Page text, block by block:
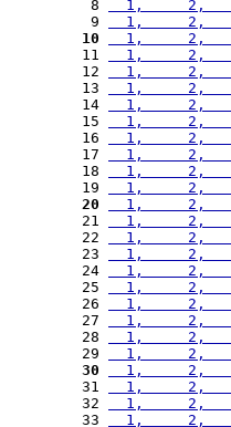
8
1,     2,
9
1,     2,
10
1,     2,
11
1,     2,
12
1,     2,
13
1,     2,
14
1,     2,
15
1,     2,
16
1,     2,
17
1,     2,
18
1,     2,
19
1,     2,
20
1,     2,
21
1,     2,
22
1,     2,
23
1,     2,
24
1,     2,
25
1,     2,
26
1,     2,
27
1,     2,
28
1,     2,
29
1,     2,
30
1,     2,
31
1,     2,
32
1,     2,
33
1,     2,